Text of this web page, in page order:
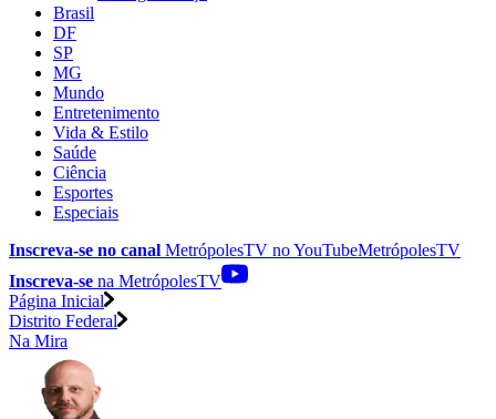
Brasil
DF
SP
MG
Mundo
Entretenimento
Vida & Estilo
Saúde
Ciência
Esportes
Especiais
Inscreva-se no canal MetrópolesTV noYouTubeMetrópolesTV
Inscreva-se na MetrópolesTV
Página Inicial
Distrito Federal
Na Mira